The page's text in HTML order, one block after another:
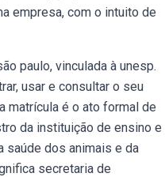
empresa, com o intuito de
paulo, vinculada à unesp.
usar e consultar o seu
matrícula é o ato formal de
da instituição de ensino e
saúde dos animais e da
secretaria de